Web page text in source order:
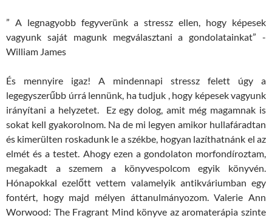
” A legnagyobb fegyverünk a stressz ellen, hogy képesek
vagyunk saját magunk megválasztani a gondolatainkat” -
William James
És mennyire igaz! A mindennapi stressz felett úgy a
legegyszerűbb úrrá lennünk, ha tudjuk , hogy képesek vagyunk
irányítani a helyzetet. Ez egy dolog, amit még magamnak is
sokat kell gyakorolnom. Na de mi legyen amikor hullafáradtan
és kimerülten roskadunk le a székbe, hogyan lazíthatnánk el az
elmét és a testet. Ahogy ezen a gondolaton morfondíroztam,
megakadt a szemem a könyvespolcom egyik könyvén.
Hónapokkal ezelőtt vettem valamelyik antikváriumban egy
fontért, hogy majd mélyen áttanulmányozom. Valerie Ann
Worwood: The Fragrant Mind könyve az aromaterápia szinte